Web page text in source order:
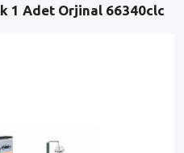
1 Adet Orjinal 66340clc